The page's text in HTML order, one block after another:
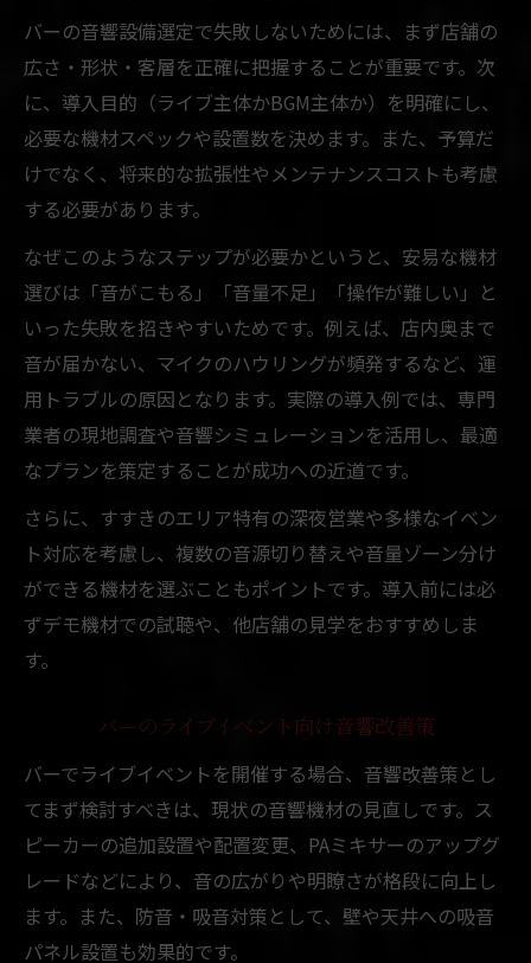
バーの音響設備選定で失敗しないためには、まず店舗の
広さ・形状・客層を正確に把握することが重要です。次
に、導入目的（ライブ主体かBGM主体か）を明確にし、
必要な機材スペックや設置数を決めます。また、予算だ
けでなく、将来的な拡張性やメンテナンスコストも考慮
する必要があります。
なぜこのようなステップが必要かというと、安易な機材
選びは「音がこもる」「音量不足」「操作が難しい」と
いった失敗を招きやすいためです。例えば、店内奥まで
音が届かない、マイクのハウリングが頻発するなど、運
用トラブルの原因となります。実際の導入例では、専門
業者の現地調査や音響シミュレーションを活用し、最適
なプランを策定することが成功への近道です。
さらに、すすきのエリア特有の深夜営業や多様なイベン
ト対応を考慮し、複数の音源切り替えや音量ゾーン分け
ができる機材を選ぶこともポイントです。導入前には必
ずデモ機材での試聴や、他店舗の見学をおすすめしま
す。
バーのライブイベント向け音響改善策
バーでライブイベントを開催する場合、音響改善策とし
てまず検討すべきは、現状の音響機材の見直しです。ス
ピーカーの追加設置や配置変更、PAミキサーのアップグ
レードなどにより、音の広がりや明瞭さが格段に向上し
ます。また、防音・吸音対策として、壁や天井への吸音
パネル設置も効果的です。